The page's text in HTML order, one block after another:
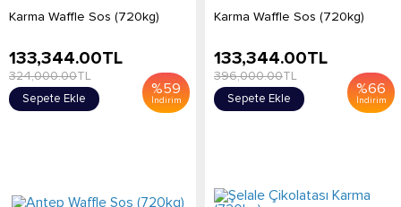
Karma Waffle Sos (720kg)
%59
İndirim
133,344.00TL
324,000.00TL
Sepete Ekle
Karma Waffle Sos (720kg)
%66
İndirim
133,344.00TL
396,000.00TL
Sepete Ekle